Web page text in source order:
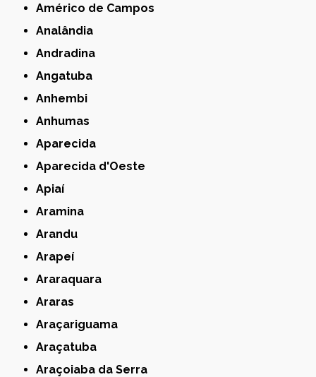
Américo de Campos
Analândia
Andradina
Angatuba
Anhembi
Anhumas
Aparecida
Aparecida d'Oeste
Apiaí
Aramina
Arandu
Arapeí
Araraquara
Araras
Araçariguama
Araçatuba
Araçoiaba da Serra